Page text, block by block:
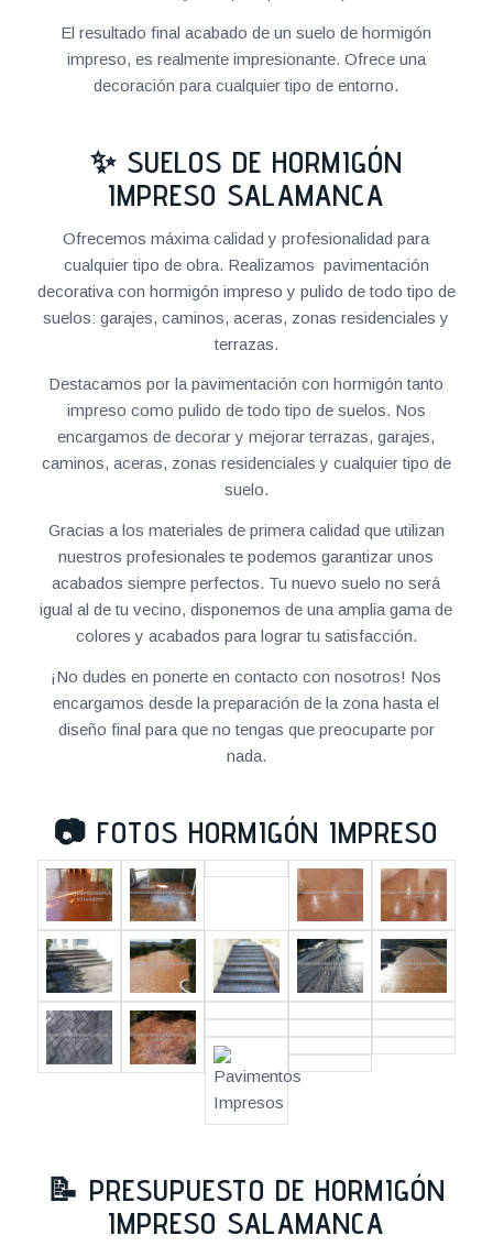
El resultado final acabado de un suelo de hormigón
impreso, es realmente impresionante. Ofrece una
decoración para cualquier tipo de entorno.
✨ SUELOS DE HORMIGÓN
IMPRESO SALAMANCA
Ofrecemos máxima calidad y profesionalidad para
cualquier tipo de obra. Realizamos pavimentación
decorativa con hormigón impreso y pulido de todo tipo de
suelos: garajes, caminos, aceras, zonas residenciales y
terrazas.
Destacamos por la pavimentación con hormigón tanto
impreso como pulido de todo tipo de suelos. Nos
encargamos de decorar y mejorar terrazas, garajes,
caminos, aceras, zonas residenciales y cualquier tipo de
suelo.
Gracias a los materiales de primera calidad que utilizan
nuestros profesionales te podemos garantizar unos
acabados siempre perfectos. Tu nuevo suelo no será
igual al de tu vecino, disponemos de una amplia gama de
colores y acabados para lograr tu satisfacción.
¡No dudes en ponerte en contacto con nosotros! Nos
encargamos desde la preparación de la zona hasta el
diseño final para que no tengas que preocuparte por
nada.
📷 FOTOS HORMIGÓN IMPRESO
📝 PRESUPUESTO DE HORMIGÓN
IMPRESO SALAMANCA